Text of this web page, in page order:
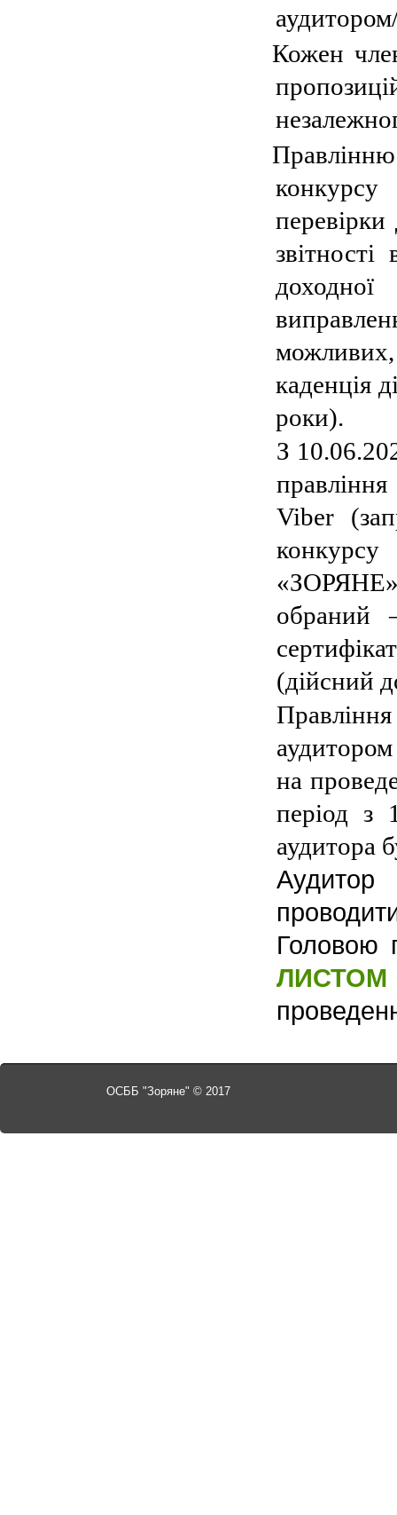
Кожен
конкурсу
каденція
роки).
З
Viber
конкурсу
обраний
(дійсний
на
період з
аудитора
Головою
ЛИСТОМ
ОСББ "Зоряне" © 2017